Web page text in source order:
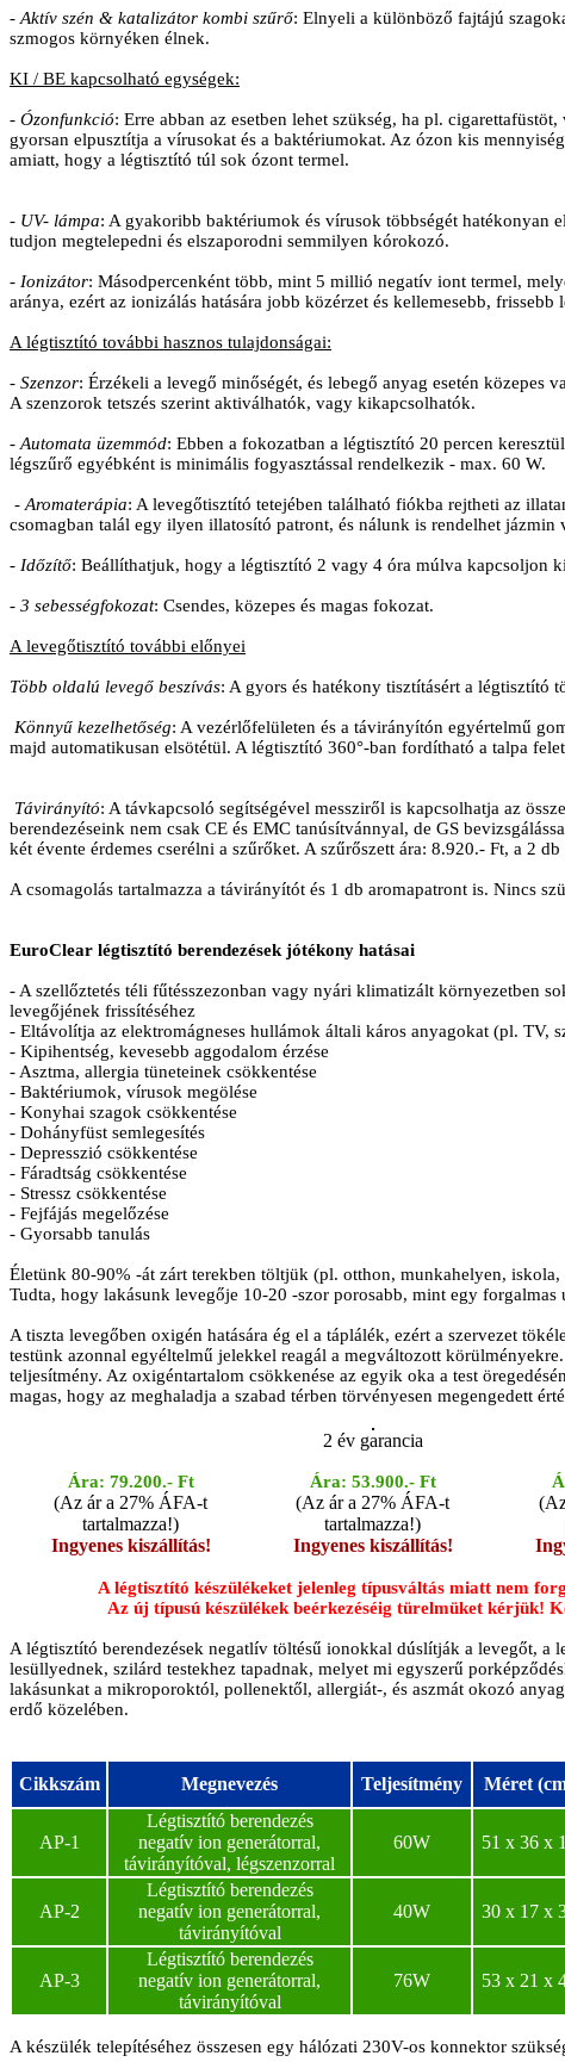
- Aktív szén & katalizátor kombi szűrő: Elnyeli a különböző fajtájú
szmogos környéken élnek.
KI / BE kapcsolható egységek:
- Ózonfunkció: Erre abban az esetben lehet szükség, ha pl.
gyorsan elpusztítja a vírusokat és a baktériumokat. Az ózon kis
amiatt, hogy a légtisztító túl sok ózont termel.
- UV- lámpa: A gyakoribb baktériumok és vírusok többségét hatékonyan
tudjon megtelepedni és elszaporodni semmilyen kórokozó.
- Ionizátor: Másodpercenként több, mint 5 millió negatív iont termel,
aránya, ezért az ionizálás hatására jobb közérzet és kellemesebb, frissebb
A légtisztító további hasznos tulajdonságai:
- Szenzor: Érzékeli a levegő minőségét, és lebegő anyag esetén
A szenzorok tetszés szerint aktiválhatók, vagy kikapcsolhatók.
- Automata üzemmód: Ebben a fokozatban a légtisztító 20 percen
légszűrő egyébként is minimális fogyasztással rendelkezik - max. 60 W.
- Aromaterápia: A levegőtisztító tetejében található fiókba rejtheti az
csomagban talál egy ilyen illatosító patront, és nálunk is rendelhet jázmin
- Időzítő: Beállíthatjuk, hogy a légtisztító 2 vagy 4 óra múlva kapcsoljon
- 3 sebességfokozat: Csendes, közepes és magas fokozat.
A levegőtisztító további előnyei
Több oldalú levegő beszívás: A gyors és hatékony tisztításért a légtisztító
Könnyű kezelhetőség: A vezérlőfelületen és a távirányítón egyértelmű
majd automatikusan elsötétül. A légtisztító 360°-ban fordítható a talpa
Távirányító: A távkapcsoló segítségével messziről is kapcsolhatja az
berendezéseink nem csak CE és EMC tanúsítvánnyal, de GS
két évente érdemes cserélni a szűrőket. A szűrőszett ára: 8.920.- Ft, a 2
A csomagolás tartalmazza a távirányítót és 1 db aromapatront is. Nincs
EuroClear légtisztító berendezések jótékony hatásai
- A szellőztetés téli fűtésszezonban vagy nyári klimatizált környezetben
levegőjének frissítéséhez
- Eltávolítja az elektromágneses hullámok általi káros anyagokat (pl. TV,
- Kipihentség, kevesebb aggodalom érzése
- Asztma, allergia tüneteinek csökkentése
- Baktériumok, vírusok megölése
- Konyhai szagok csökkentése
- Dohányfüst semlegesítés
- Depresszió csökkentése
- Fáradtság csökkentése
- Stressz csökkentése
- Fejfájás megelőzése
- Gyorsabb tanulás
Életünk 80-90% -át zárt terekben töltjük (pl. otthon, munkahelyen, iskola,
Tudta, hogy lakásunk levegője 10-20 -szor porosabb, mint egy forgalmas
A tiszta levegőben oxigén hatására ég el a táplálék, ezért a szervezet
testünk azonnal egyéltelmű jelekkel reagál a megváltozott
teljesítmény. Az oxigéntartalom csökkenése az egyik oka a test
magas, hogy az meghaladja a szabad térben törvényesen megengedett
2 év garancia
Ára: 79.200.- Ft
(Az ár a 27% ÁFA-t
tartalmazza!)
Ingyenes kiszállítás!
Ára: 53.900.- Ft
(Az ár a 27% ÁFA-t
tartalmazza!)
Ingyenes kiszállítás!
A légtisztító készülékeket jelenleg típusváltás miatt nem
Az új típusú készülékek beérkezéséig türelmüket kérjük!
A légtisztító berendezések negatlív töltésű ionokkal dúslítják a levegőt, a
lesüllyednek, szilárd testekhez tapadnak, melyet mi egyszerű
lakásunkat a mikroporoktól, pollenektől, allergiát-, és aszmát okozó
erdő közelében.
Cikkszám Megnevezés Teljesítmény Méret
AP-1
Légtisztító berendezés
negatív ion generátorral,
távirányítóval, légszenzorral
60W 51 x 36 x
AP-2
Légtisztító berendezés
negatív ion generátorral,
távirányítóval
40W 30 x 17 x
AP-3
Légtisztító berendezés
negatív ion generátorral,
távirányítóval
76W 53 x 21 x
A készülék telepítéséhez összesen egy hálózati 230V-os konnektor